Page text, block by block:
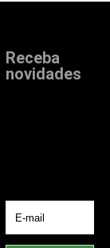
Receba
novidades